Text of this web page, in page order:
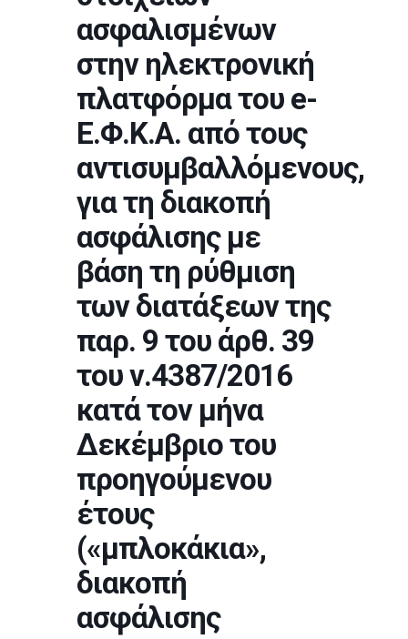
ασφαλισμένων
στην ηλεκτρονική
πλατφόρμα του e-
Ε.Φ.Κ.Α. από τους
αντισυμβαλλόμενους,
για τη διακοπή
ασφάλισης με
βάση τη ρύθμιση
των διατάξεων της
παρ. 9 του άρθ. 39
του ν.4387/2016
κατά τον μήνα
Δεκέμβριο του
προηγούμενου
έτους
(«μπλοκάκια»,
διακοπή
ασφάλισης